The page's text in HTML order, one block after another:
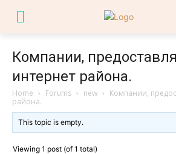
Компании,
интернет района.
Home › Forums › new › Компании,
района.
This topic is empty.
Viewing 1 post (of 1 total)